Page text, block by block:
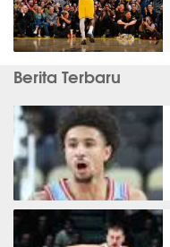
Berita Terbaru